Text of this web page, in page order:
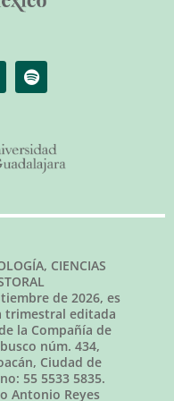
CIENCIAS
de 2026, es
trimestral editada
la Compañía de
núm. 434,
Ciudad de
55 5533 5835.
Antonio Reyes